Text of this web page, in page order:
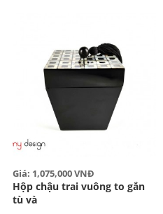
Giá: 1,075,000 VNĐ
Hộp chậu trai vuông to gắn
tù và